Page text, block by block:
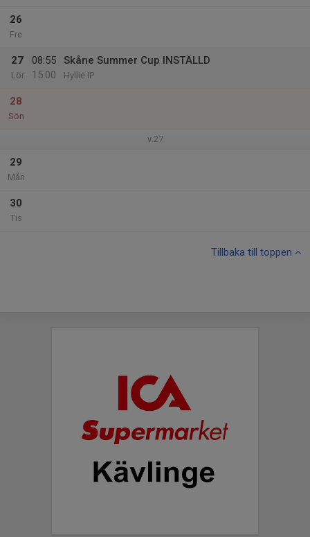
26
Fre
27
Lör
08:55
15:00
Skåne Summer Cup INSTÄLLD
Hyllie IP
28
Sön
v.27
29
Mån
30
Tis
Tillbaka till toppen